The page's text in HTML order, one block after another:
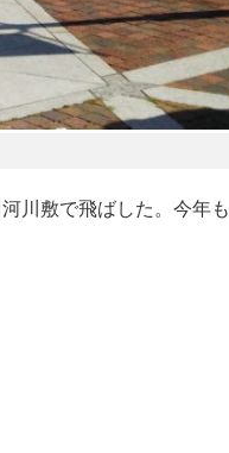
川敷で飛ばした。今年も